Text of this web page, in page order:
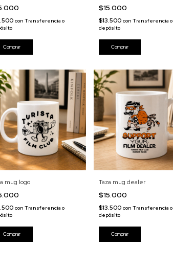
con Transferencia o
$15.000
$13.500 con Transferencia o
depósito
mug logo
con Transferencia o
Taza mug dealer
$15.000
$13.500 con Transferencia o
depósito